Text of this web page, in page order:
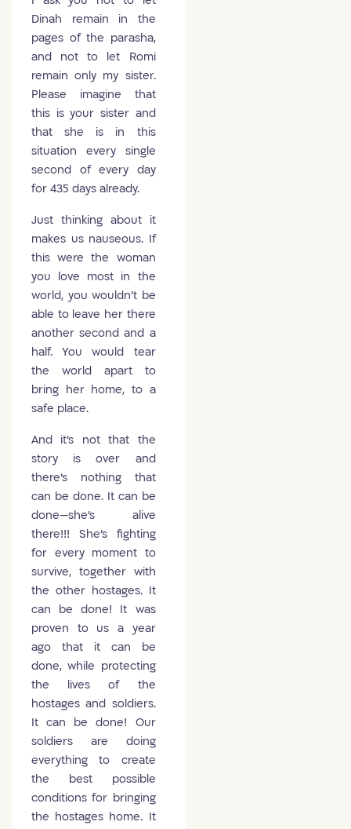
Dinah remain in the
pages of the parasha,
and not to let Romi
remain only my sister.
Please imagine that
this is your sister and
that she is in this
situation every single
second of every day
for 435 days already.
Just thinking about it
makes us nauseous. If
this were the woman
you love most in the
world, you wouldn't be
able to leave her there
another second and a
half. You would tear
the world apart to
bring her home, to a
safe place.
And it's not that the
story is over and
there's nothing that
can be done. It can be
done—she's alive
there!!! She's fighting
for every moment to
survive, together with
the other hostages. It
can be done! It was
proven to us a year
ago that it can be
done, while protecting
the lives of the
hostages and soldiers.
It can be done! Our
soldiers are doing
everything to create
the best possible
conditions for bringing
the hostages home. It